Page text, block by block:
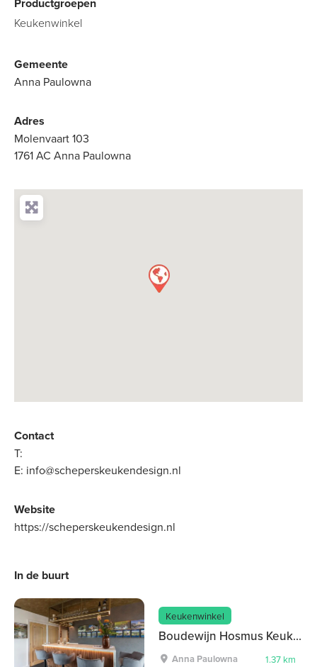
Keukenwinkel
Gemeente
Anna Paulowna
Adres
Molenvaart 103
1761 AC Anna Paulowna
Contact
T:
E: info@scheperskeukendesign.nl
Website
https://scheperskeukendesign.nl
In de buurt
Keukenwinkel
Boudewijn Hosmus Keukenambacht
Anna Paulowna 1.37 km